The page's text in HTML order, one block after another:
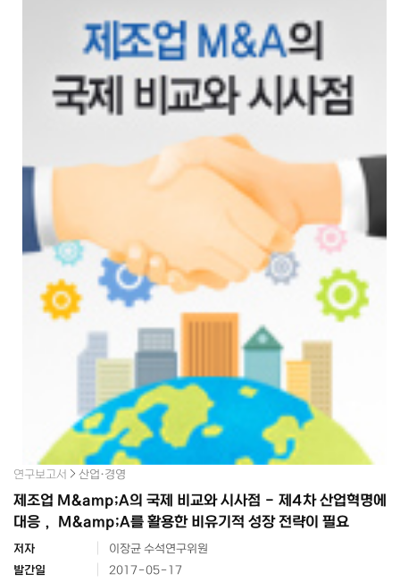
연구보고서 산업·경영
제조업 M&amp;A의 국제 비교와 시사점 - 제4차 산업혁명에
대응， M&amp;A를 활용한 비유기적 성장 전략이 필요
저자
이장균 수석연구위원
발간일
2017-05-17